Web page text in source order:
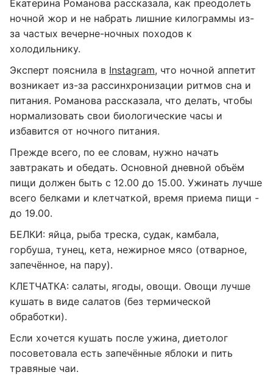
Екатерина Романова рассказала, как преодолеть
ночной жор и не набрать лишние килограммы из-
за частых вечерне-ночных походов к
холодильнику.
Эксперт пояснила в Instagram, что ночной аппетит
возникает из-за рассинхронизации ритмов сна и
питания. Романова рассказала, что делать, чтобы
нормализовать свои биологические часы и
избавится от ночного питания.
Прежде всего, по ее словам, нужно начать
завтракать и обедать. Основной дневной объём
пищи должен быть с 12.00 до 15.00. Ужинать лучше
всего белками и клетчаткой, время приема пищи -
до 19.00.
БЕЛКИ: яйца, рыба треска, судак, камбала,
горбуша, тунец, кета, нежирное мясо (отварное,
запечённое, на пару).
КЛЕТЧАТКА: салаты, ягоды, овощи. Овощи лучше
кушать в виде салатов (без термической
обработки).
Если хочется кушать после ужина, диетолог
посоветовала есть запечённые яблоки и пить
травяные чаи.